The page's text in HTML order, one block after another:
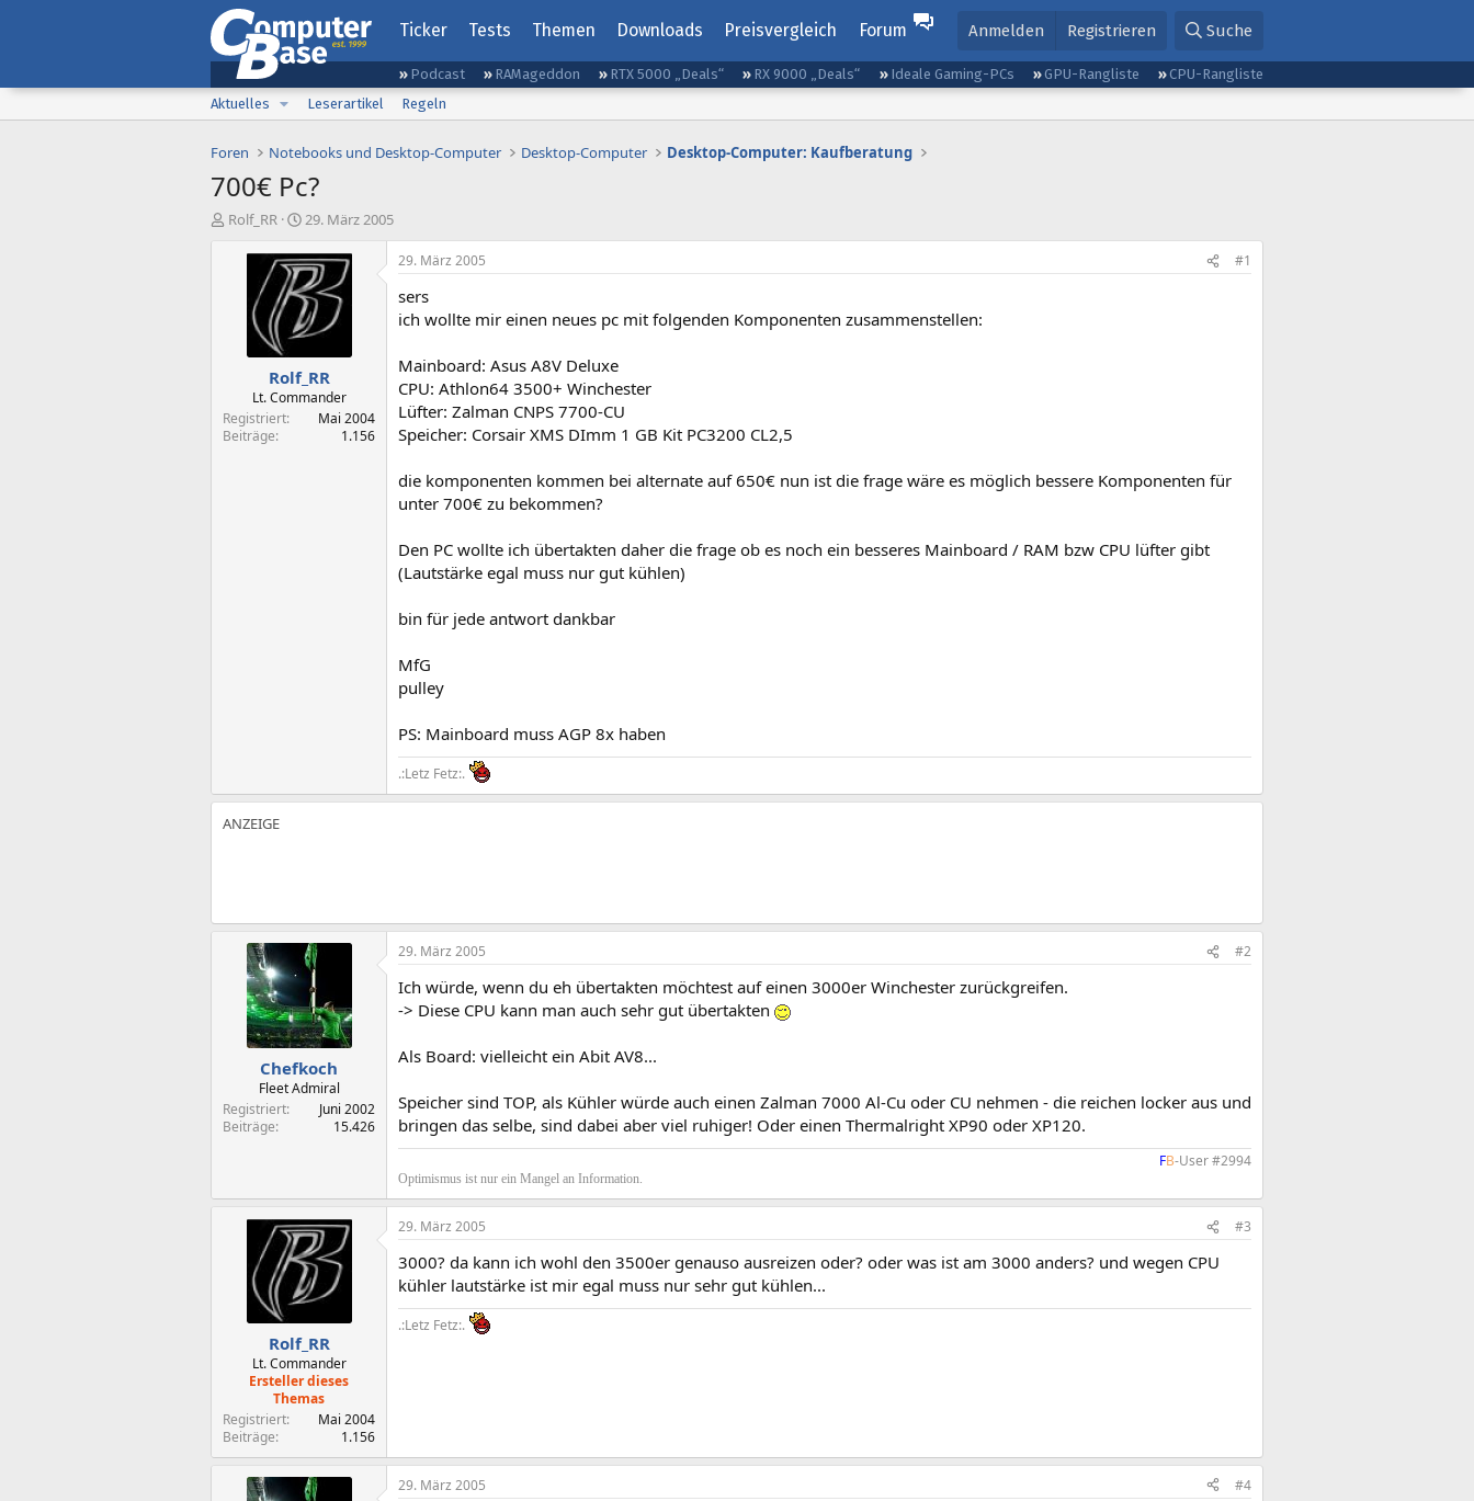
Ticker Tests Themen Downloads Preisvergleich Forum Anmelden Registrieren Suche
Podcast RAMageddon RTX 5000 „Deals“ RX 9000 „Deals“ Ideale Gaming-PCs GPU-Rangliste
CPU-Rangliste
Aktuelles
Leserartikel Regeln
Foren Notebooks und Desktop-Computer Desktop-Computer Desktop-Computer: Kaufberatung
700€ Pc?
E
Rolf_RR
E
s
t
e
l
l
t
a
m
29. März 2005
Rolf_RR
Lt. Commander
Registriert
Mai 2004
Beiträge
1.156
29. März 2005 #1
sers
ich wollte mir einen neues pc mit folgenden Komponenten zusammenstellen:
Mainboard: Asus A8V Deluxe
CPU: Athlon64 3500+ Winchester
Lüfter: Zalman CNPS 7700-CU
Speicher: Corsair XMS DImm 1 GB Kit PC3200 CL2,5
die komponenten kommen bei alternate auf 650€ nun ist die frage wäre es möglich bessere Komponenten für
unter 700€ zu bekommen?
Den PC wollte ich übertakten daher die frage ob es noch ein besseres Mainboard / RAM bzw CPU lüfter gibt
(Lautstärke egal muss nur gut kühlen)
bin für jede antwort dankbar
MfG
pulley
PS: Mainboard muss AGP 8x haben
.:Letz Fetz:.
Chefkoch
Fleet Admiral
Registriert
Juni 2002
Beiträge
15.426
29. März 2005 #2
Ich würde, wenn du eh übertakten möchtest auf einen 3000er Winchester zurückgreifen.
-> Diese CPU kann man auch sehr gut übertakten
Als Board: vielleicht ein Abit AV8...
Speicher sind TOP, als Kühler würde auch einen Zalman 7000 Al-Cu oder CU nehmen - die reichen locker aus und
bringen das selbe, sind dabei aber viel ruhiger! Oder einen Thermalright XP90 oder XP120.
FB-User #2994​
Optimismus ist nur ein Mangel an Information.
Rolf_RR
Lt. Commander
Ersteller dieses
Themas
Registriert
Mai 2004
Beiträge
1.156
29. März 2005 #3
3000? da kann ich wohl den 3500er genauso ausreizen oder? oder was ist am 3000 anders? und wegen CPU
kühler lautstärke ist mir egal muss nur sehr gut kühlen...
.:Letz Fetz:.
29. März 2005 #4